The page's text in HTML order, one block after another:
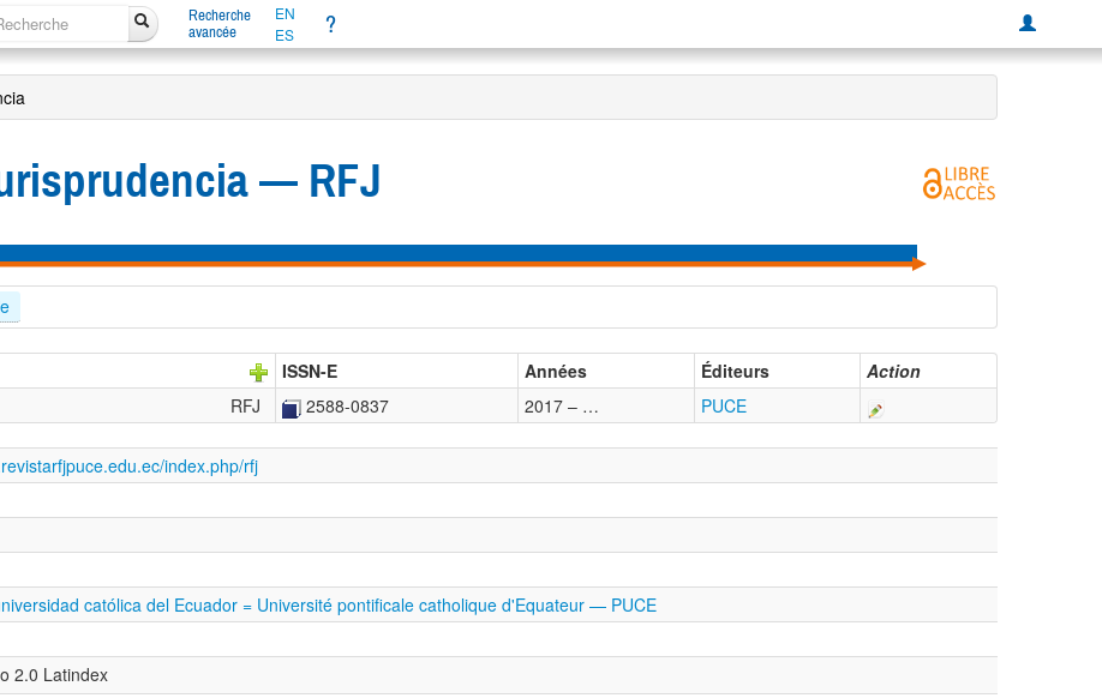
Recherche
avancée
EN
ES
?
— RFJ
ISSN-E Années Éditeurs
Action
RFJ 2588-0837 2017 – … PUCE
index.php/rfj
católica del Ecuador = Université pontificale catholique d'Equateur — PUCE
2.0 Latindex